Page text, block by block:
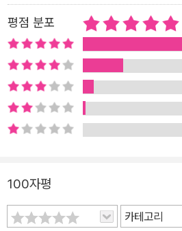
라가며 돈황 명사산에 이르는 2천 킬로미
드 전체를 6천 킬로미터 정도로 추정할
대장정으로, 그야말로 대륙의 스케일을
이 길을 통해 서역에서 중국으로 들어왔
쟁이 이 길을 중심으로 벌어졌다. 관중
안(西安)을 중심으로 사방이 험준한 산
나라 등 중국을 통일한 나라들을 포함해
정하는 등 오랫동안 중국 역사의 중심 역
이나 문화유산도 풍부해서 진시황과 한
평점 분포
100자평
카테고리